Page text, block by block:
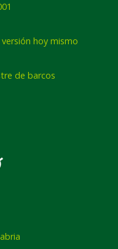
hoy mismo
de barcos